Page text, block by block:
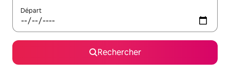
Départ
Rechercher